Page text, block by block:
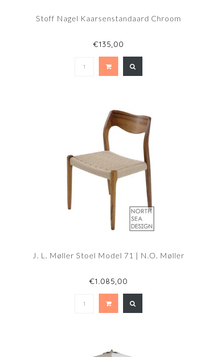
Stoff Nagel Kaarsenstandaard Chroom
€135,00
J. L. Møller Stoel Model 71 | N.O. Møller
€1.085,00